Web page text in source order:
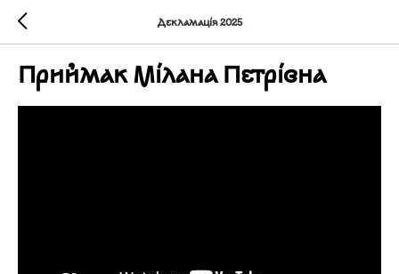
Декламація 2025
Приймак Мілана Петрівна